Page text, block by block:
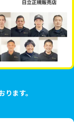
ます。